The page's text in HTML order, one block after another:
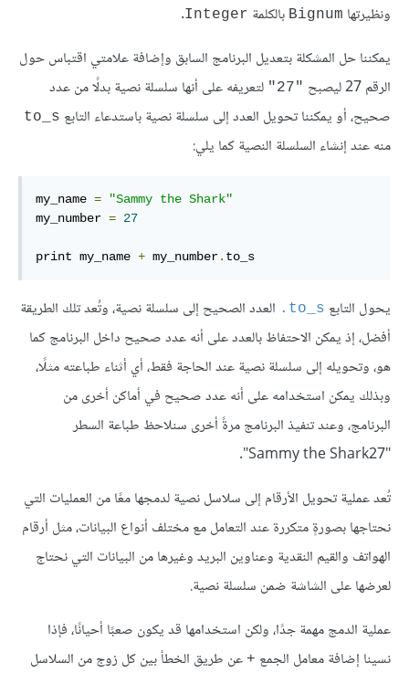
ونظيرتها Bignum بالكلمة Integer
.
يمكننا حل المشكلة بتعديل البرنامج السابق وإضافة علامتي اقتباس حول
الرقم 27 ليصبح
"27"
لتعريفه على أنها سلسلة نصية بدلًا من عدد
صحيح، أو يمكننا تحويل العدد إلى سلسلة نصية باستدعاء التابع to_s
منه عند إنشاء السلسلة النصية كما يلي:
my_name =
"Sammy the Shark"
my_number = 27
print my_name + my_number. to_s
يحول التابع to_s.
العدد الصحيح إلى سلسلة نصية، وتُعد تلك الطريقة
أفضل، إذ يمكن الاحتفاظ بالعدد على أنه عدد صحيح داخل البرنامج كما
هو، وتحويله إلى سلسلة نصية عند الحاجة فقط، أي أثناء طباعته مثلًا،
وبذلك يمكن استخدامه على أنه عدد صحيح في أماكن أخرى من
البرنامج، وعند تنفيذ البرنامج مرةً أخرى سنلاحظ طباعة السطر
"Sammy the Shark27".
تُعد عملية تحويل الأرقام إلى سلاسل نصية لدمجها معًا من العمليات التي
نحتاجها بصورةٍ متكررة عند التعامل مع مختلف أنواع البيانات، مثل أرقام
الهواتف والقيم النقدية وعناوين البريد وغيرها من البيانات التي نحتاج
لعرضها على الشاشة ضمن سلسلة نصية.
عملية الدمج مهمة جدًا، ولكن استخدامها قد يكون صعبًا أحيانًا، فإذا
نسينا إضافة معامل الجمع + عن طريق الخطأ بين كل زوج من السلاسل